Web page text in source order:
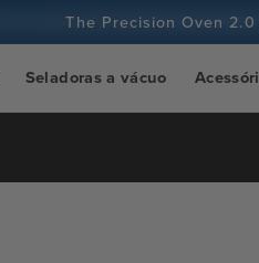
The Precision Oven
Mais de 100 milhões de
Seladoras a vácuo